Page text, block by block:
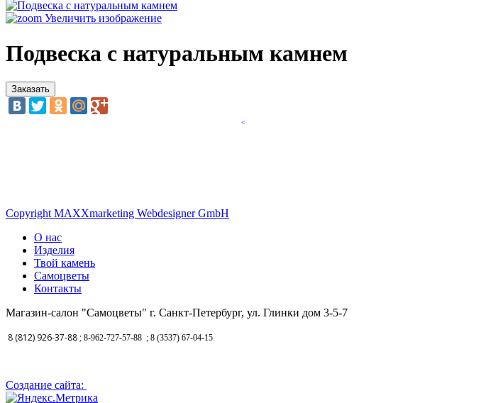
Увеличить изображение
Подвеска с натуральным камнем
<
Copyright MAXXmarketing Webdesigner GmbH
О нас
Изделия
Твой камень
Самоцветы
Контакты
Магазин-салон "Самоцветы" г. Санкт-Петербург, ул. Глинки дом 3-5-7
8 (812) 926-37-88 ; 8-962-727-57-88 ; 8 (3537) 67-04-15
Создание сайта: